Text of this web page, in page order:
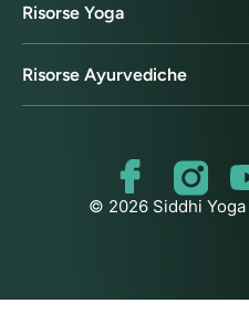
Risorse Yoga
Risorse Ayurvediche
© 2026 Siddhi